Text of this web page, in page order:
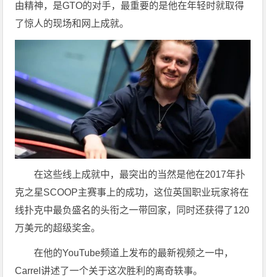
由精神，是GTO的对手，最重要的是他在年轻时就取得
了惊人的现场和网上成就。
在这些线上成就中，最突出的当然是他在2017年扑
克之星SCOOP主赛事上的成功，这位英国职业玩家将在
线扑克中最负盛名的头衔之一带回家，同时还获得了120
万美元的超级奖金。
在他的YouTube频道上发布的最新视频之一中，
Carrel讲述了一个关于这次胜利的离奇轶事。